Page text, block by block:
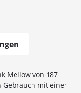
Mellow von 187
Gebrauch mit einer